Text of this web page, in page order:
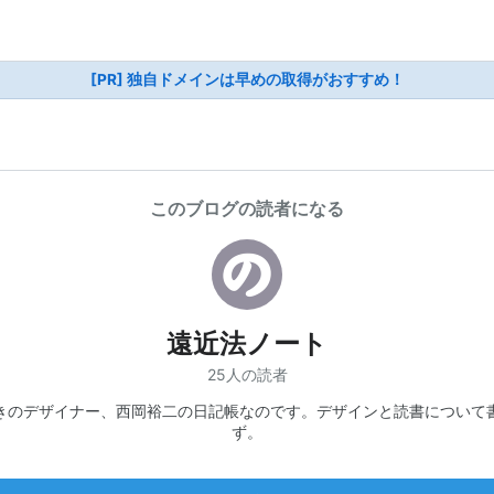
[PR] 独自ドメインは早めの取得がおすすめ！
このブログの読者になる
遠近法ノート
25人の読者
のデザイナー、西岡裕二の日記帳なのです。デザインと読書について
ず。